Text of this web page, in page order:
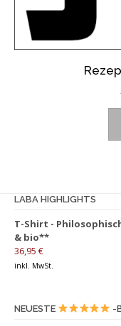
LABA HIGHLIGHTS
T-Shirt -
& bio**
36,95 €
inkl. MwSt.
NEUESTE -